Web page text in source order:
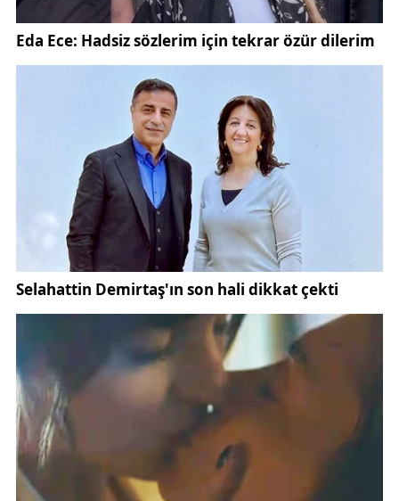
şeklinde konuştu.
Kılınç, ilkokul yıllarında yetenek taramasıyla spora
başladığını belirterek,
"Cimnastikten sonra Wushu Kung Fu’ya geçtim.
Ruh, beden ve aklın bir bütün olduğu bu spor beni
her yönüyle geliştirdi. Dünya şampiyonluklarımı
artırmayı ve 2026 olimpiyatlarına katılırsam Türk
bayrağını orada dalgalandırmayı hedefliyorum. Ders
ile sporu aynı anda yönetmek kolay olmuyor.
Özellikle sınav haftasında saatlerce ders çalışıp aynı
zamanda antrenman yapmak beni yoruyor ama
ikisinin de üstesinden geliyorum. Antrenörüm Salih
Orhan beni her anlamda destekliyor. Aslında benim
başarımı ön plana çıkaran ve beni keşfeden o, ona
çok teşekkür ediyorum"
diye konuştu.
Çin’den gelen antrenörlerden de memnun kalan milli